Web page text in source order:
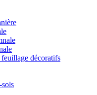
décoratifs
sols